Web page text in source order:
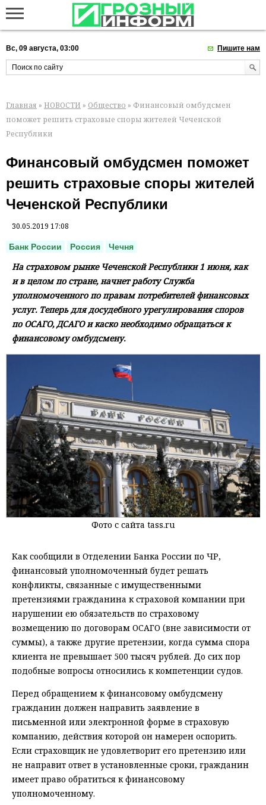
Вс, 09 августа, 03:00 Пишите нам
Главная » НОВОСТИ » Общество » Финансовый омбудсмен
поможет решить страховые споры жителей Чеченской
Республики
Финансовый омбудсмен поможет
решить страховые споры жителей
Чеченской Республики
30.05.2019 17:08
Банк России Россия Чечня
На страховом рынке Чеченской Республики 1 июня, как
и в целом по стране, начнет работу Служба
уполномоченного по правам потребителей финансовых
услуг. Теперь для досудебного урегулирования споров
по ОСАГО, ДСАГО и каско необходимо обращаться к
финансовому омбудсмену.
Фото с сайта tass.ru
Как сообщили в Отделении Банка России по ЧР,
финансовый уполномоченный будет решать
конфликты, связанные с имущественными
претензиями гражданина к страховой компании при
нарушении ею обязательств по страховому
возмещению по договорам ОСАГО (вне зависимости от
суммы), а также другие претензии, когда сумма спора
клиента не превышает 500 тысяч рублей. До сих пор
подобные вопросы относились к компетенции судов.
Перед обращением к финансовому омбудсмену
гражданин должен направить заявление в
письменной или электронной форме в страховую
компанию, действия которой он намерен оспорить.
Если страховщик не удовлетворит его претензию или
не направит ответ в установленные сроки, гражданин
имеет право обратиться к финансовому
уполномоченному.